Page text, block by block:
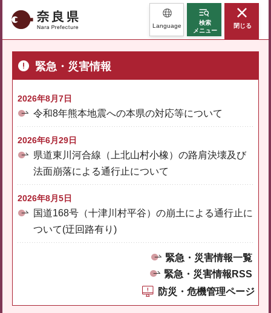
奈良県 Language
検索
メニュー
閉じる
緊急・災害情報
2026年8月7日
令和8年熊本地震への本県の対応等について
2026年6月29日
県道東川河合線（上北山村小橡）の路肩決壊及び
法面崩落による通行止について
2026年8月5日
国道168号（十津川村平谷）の崩土による通行止に
ついて(迂回路有り)
緊急・災害情報一覧
緊急・災害情報RSS
防災・危機管理ページ